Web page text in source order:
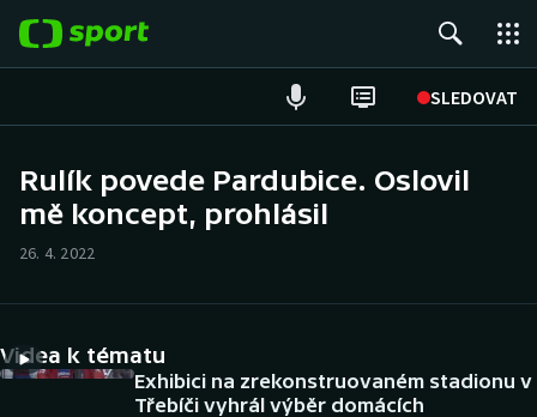
SLEDOVAT
Hokej
Cyklistika
Rulík povede Pardubice. Oslovil
mě koncept, prohlásil
26. 4. 2022
Videa k tématu
Exhibici na zrekonstruovaném stadionu v
Třebíči vyhrál výběr domácích